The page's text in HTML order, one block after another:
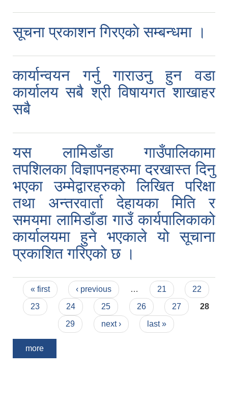
सूचना प्रकाशन गिरएकाे सम्बन्धमा ।
कार्यान्वयन गर्नु गाराउनु हुन वडा
कार्यालय सबै श्री विषायगत शाखाहर
सबै
यस लामिडाँडा गाउँपालिकामा
तपशिलका विज्ञापनहरुमा दरखास्त दिनु
भएका उम्मेद्वारहरुको लिखित परिक्षा
तथा अन्तरवार्ता देहायका मिति र
समयमा लामिडाँडा गाउँ कार्यपालिकाको
कार्यालयमा हुने भएकाले यो सूचाना
प्रकाशित गरिएको छ ।
Pages
« first ‹ previous … 21
22
23
24 25 26 27
28
29
next › last »
more